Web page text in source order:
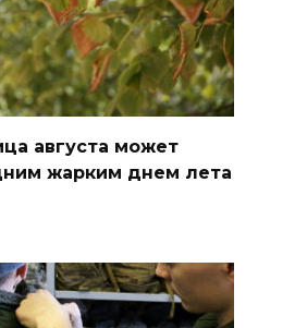
августа может
жарким днем лета